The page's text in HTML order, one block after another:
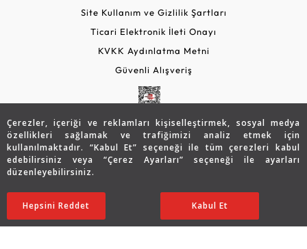
Çerezler, içeriği ve reklamları kişiselleştirmek, sosyal medya
özellikleri sağlamak ve trafiğimizi analiz etmek için
kullanılmaktadır. “Kabul Et” seçeneği ile tüm çerezleri kabul
edebilirsiniz veya “Çerez Ayarları” seçeneği ile ayarları
düzenleyebilirsiniz.
Ayarları Düzenle
Hepsini Reddet Kabul Et
19.070 TL
15.256TL SATIN ALIN
Site Kullanım ve Gizlilik Şartları
Ticari Elektronik İleti Onayı
KVKK Aydınlatma Metni
Güvenli Alışveriş
Copyright © 2026 Assos Pırlanta - Bu sitenin tüm hakları